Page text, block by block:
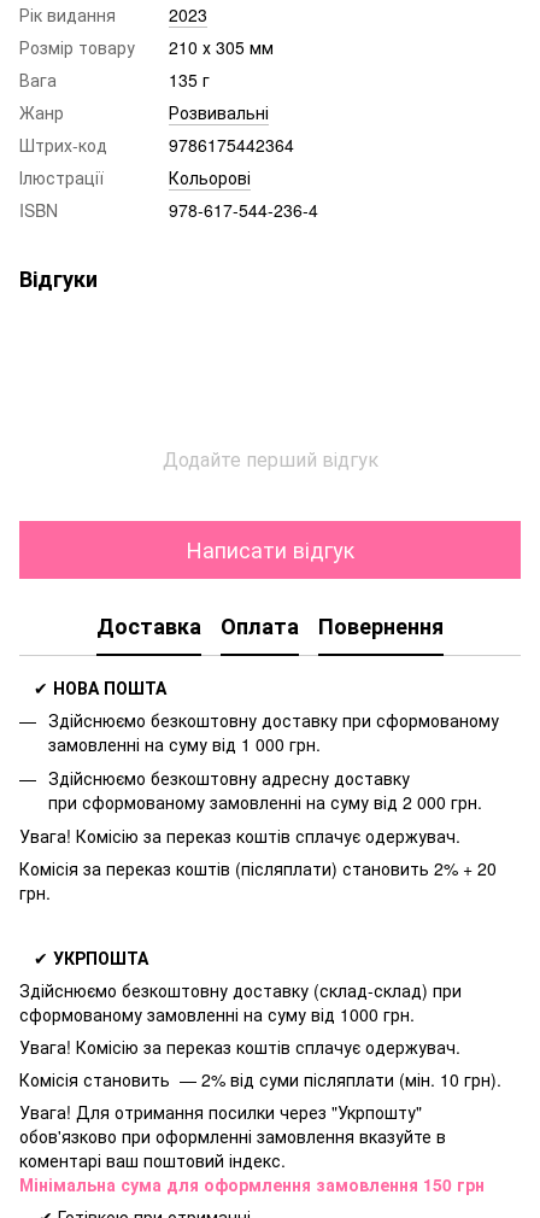
Рік видання
2023
Розмір товару
210 х 305 мм
Вага
135 г
Жанр
Розвивальні
Штрих-код
9786175442364
Ілюстрації
Кольорові
ISBN
978-617-544-236-4
Відгуки
Додайте перший відгук
Написати відгук
Доставка Оплата Повернення
✔ НОВА ПОШТА
Здійснюємо безкоштовну доставку при сформованому
замовленні на суму від 1 000 грн.
Здійснюємо безкоштовну адресну доставку
при сформованому замовленні на суму від 2 000 грн.
Увага! Комісію за переказ коштів сплачує одержувач.
Комісія за переказ коштів (післяплати) становить 2% + 20
грн.
✔ УКРПОШТА
Здійснюємо безкоштовну доставку (склад-склад) при
сформованому замовленні на суму від 1000 грн.
Увага! Комісію за переказ коштів сплачує одержувач.
Комісія становить — 2% від суми післяплати (мін. 10 грн).
Увага! Для отримання посилки через "Укрпошту"
обов'язково при оформленні замовлення вказуйте в
коментарі ваш поштовий індекс.
Мінімальна сума для оформлення замовлення 150 грн